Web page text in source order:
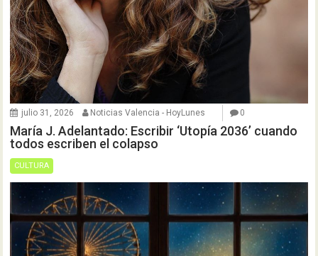
julio 31, 2026 Noticias Valencia - HoyLunes 0
María J. Adelantado: Escribir ‘Utopía 2036’ cuando
todos escriben el colapso
CULTURA